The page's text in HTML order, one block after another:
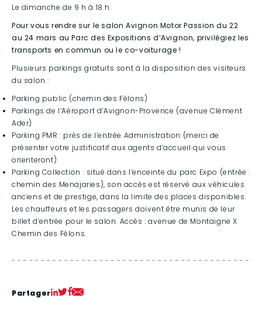
Le dimanche de 9 h à 18 h.
Pour vous rendre sur le salon Avignon Motor Passion du 22
au 24 mars au Parc des Expositions d’Avignon, privilégiez les
transports en commun ou le co-voiturage !
Plusieurs parkings gratuits sont à la disposition des visiteurs
du salon :
Parking public (chemin des Félons)
Parkings de l’Aéroport d’Avignon-Provence (avenue Clément
Ader)
Parking PMR : près de l’entrée Administration (merci de
présenter votre justificatif aux agents d’accueil qui vous
orienteront)
Parking Collection : situé dans l’enceinte du parc Expo (entrée :
chemin des Menajaries), son accès est réservé aux véhicules
anciens et de prestige, dans la limite des places disponibles.
Les chauffeurs et les passagers doivent être munis de leur
billet d’entrée pour le salon. Accès : avenue de Montaigne X
Chemin des Félons.
Partager